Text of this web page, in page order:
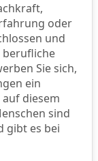
oder
und
berufliche
Sie sich,
ein
diesem
sind
gibt es bei